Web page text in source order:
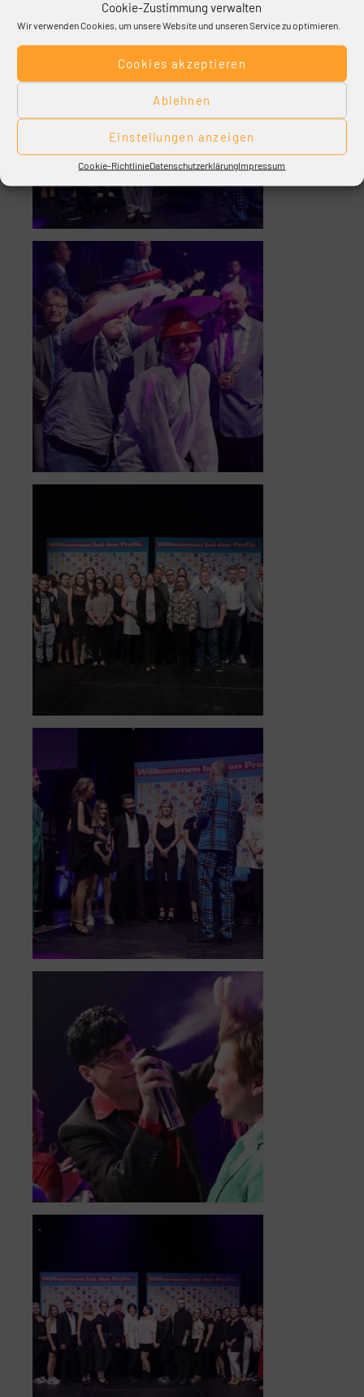
Cookie-Zustimmung verwalten
Wir verwenden Cookies, um unsere Website und unseren Service zu optimieren.
Cookies akzeptieren
Ablehnen
Einstellungen anzeigen
Cookie-RichtlinieDatenschutzerklärungImpressum